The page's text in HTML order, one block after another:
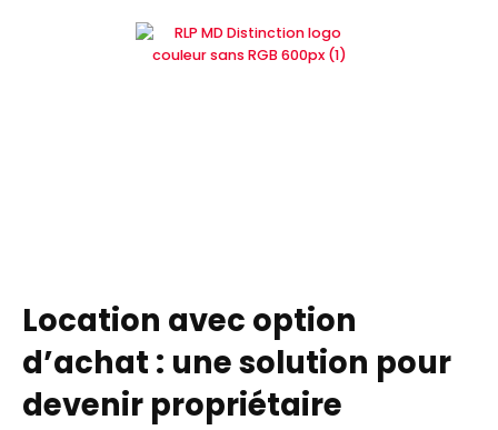
Location avec option
d’achat : une solution pour
devenir propriétaire